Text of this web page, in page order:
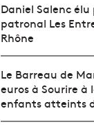
Daniel Salenc
patronal Les
Rhône
Le Barreau de
euros à Sourire à
enfants atteints